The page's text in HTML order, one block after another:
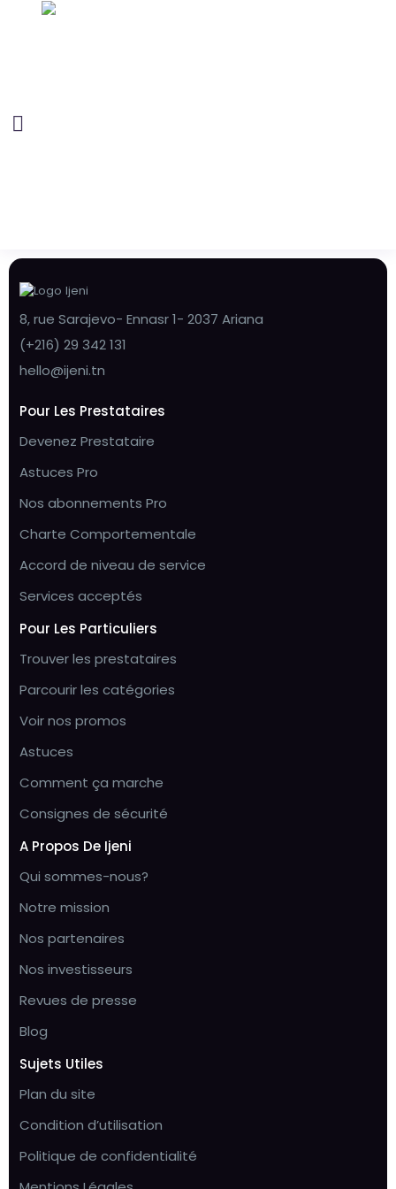
8, rue Sarajevo- Ennasr 1- 2037 Ariana
(+216) 29 342 131
hello@ijeni.tn
Pour Les Prestataires
Devenez Prestataire
Astuces Pro
Nos abonnements Pro
Charte Comportementale
Accord de niveau de service
Services acceptés
Pour Les Particuliers
Trouver les prestataires
Parcourir les catégories
Voir nos promos
Astuces
Comment ça marche
Consignes de sécurité
A Propos De Ijeni
Qui sommes-nous?
Notre mission
Nos partenaires
Nos investisseurs
Revues de presse
Blog
Sujets Utiles
Plan du site
Condition d’utilisation
Politique de confidentialité